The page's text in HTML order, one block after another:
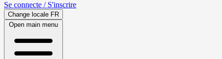
Se connecte / S'inscrire
Change locale FR
Open main menu